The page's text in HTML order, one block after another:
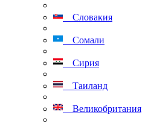
Словакия
Сомали
Сирия
Таиланд
Великобритания